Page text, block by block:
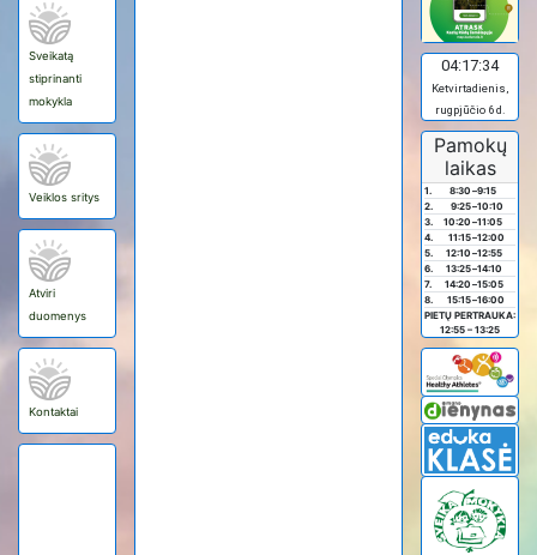
Sveikatą
stiprinanti
mokykla
Veiklos sritys
Atviri
duomenys
Kontaktai
04:17:34
Ketvirtadienis,
rugpjūčio 6 d.
Pamokų
laikas
1. 8:30 –9:15
2.
9:25–10:10
3.
10:20 –11:05
4.
11:15–12:00
5.
12:10 –12:55
6.
13:25–14:10
7.
14:20 –15:05
8.
15:15–16:00
PIETŲ PERTRAUKA:
12:55 – 13:25